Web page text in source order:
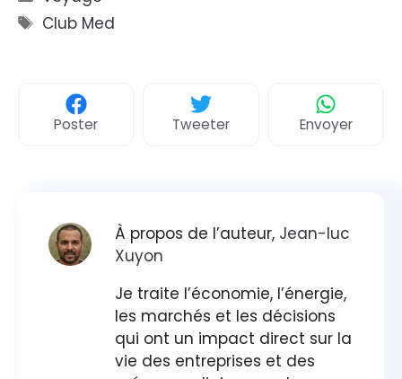
Étiquettes
Club Med
Poster Tweeter Envoyer
À propos de l’auteur, Jean-luc
Xuyon
Je traite l’économie, l’énergie,
les marchés et les décisions
qui ont un impact direct sur la
vie des entreprises et des